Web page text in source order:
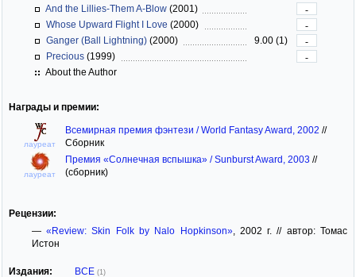
And the Lillies-Them A-Blow (2001)
-
Whose Upward Flight I Love (2000)
-
Ganger (Ball Lightning) (2000) 9.00 (1)
-
Precious (1999)
-
About the Author
Награды и премии:
лауреат
Всемирная премия фэнтези / World Fantasy Award, 2002 //
Сборник
лауреат
Премия «Солнечная вспышка» / Sunburst Award, 2003 //
(сборник)
Рецензии:
—«Review: Skin Folk by Nalo Hopkinson», 2002 г. // автор: Томас
Истон
Издания: ВСЕ (1)